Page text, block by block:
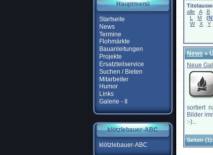
Hauptmenü
Startseite
News
Termine
Flohmärkte
Bauanleitungen
Projekte
Ersatzteilservice
Suchen / Bieten
Mitarbeiter
Humor
Links
Galerie - II
klötzlebauer-ABC
klötzlebauer-ABC
alle
A B
L
M (N
W
X Y
News»
Neue
sortiert
Bilder
:-)...
Seiten